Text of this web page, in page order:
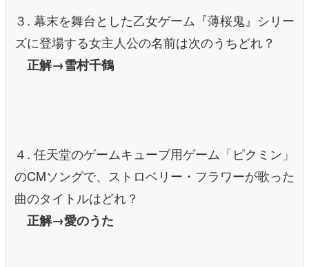
３. 幕末を舞台とした乙女ゲーム『薄桜鬼』シリー
ズに登場する女主人公の名前は次のうちどれ？
正解→雪村千鶴
４. 任天堂のゲームキューブ用ゲーム「ピクミン」
のCMソングで、ストロベリー・フラワーが歌った
曲のタイトルはどれ？
正解→愛のうた